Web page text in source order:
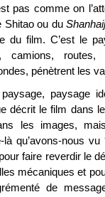
pas comme on
Shitao ou du
du film. C’est le
camions, routes,
pénètrent les
paysage
décrit le film dans
les images,
qu’avons-nous
faire reverdir le
mécaniques et
de